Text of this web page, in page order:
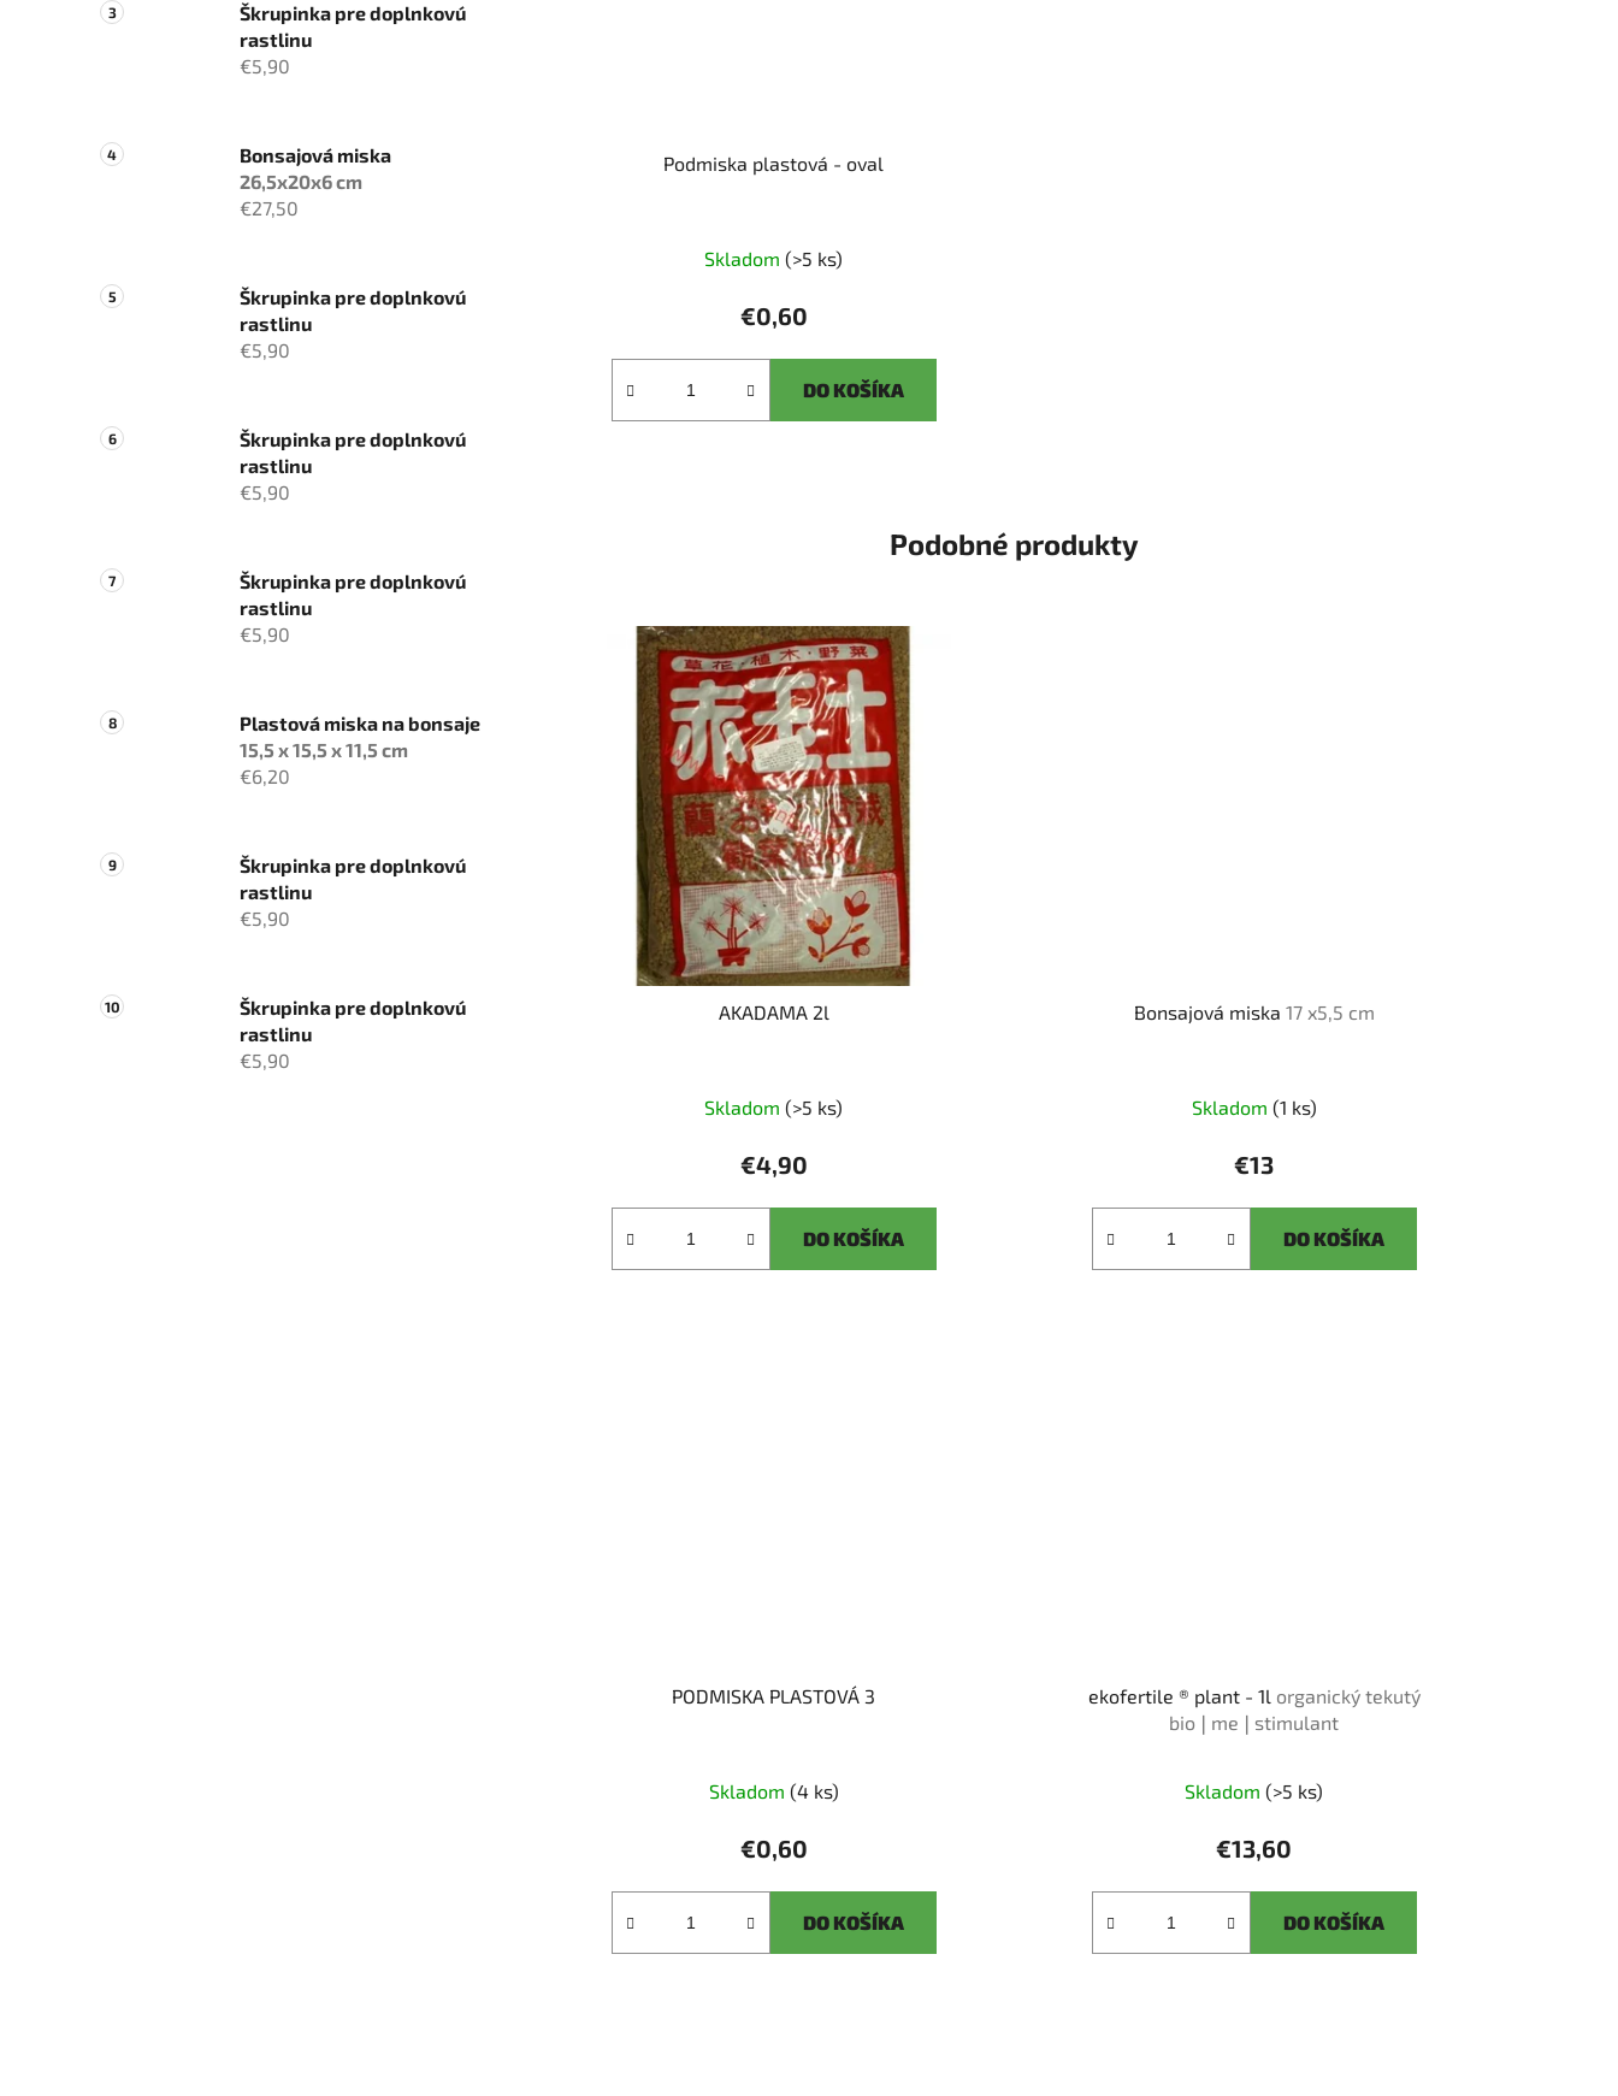
Škrupinka pre doplnkovú
rastlinu
€5,90
Bonsajová miska
26,5x20x6 cm
€27,50
Škrupinka pre doplnkovú
rastlinu
€5,90
Škrupinka pre doplnkovú
rastlinu
€5,90
Škrupinka pre doplnkovú
rastlinu
€5,90
Plastová miska na bonsaje
15,5 x 15,5 x 11,5 cm
€6,20
Škrupinka pre doplnkovú
rastlinu
€5,90
Škrupinka pre doplnkovú
rastlinu
€5,90
Podmiska plastová - oval
Skladom (>5 ks)
€0,60
DO KOŠÍKA
Podobné produkty
AKADAMA 2l
Skladom (>5 ks)
€4,90
DO KOŠÍKA
Bonsajová miska 17 x5,5 cm
Skladom (1 ks)
€13
DO KOŠÍKA
PODMISKA PLASTOVÁ 3
Skladom (4 ks)
€0,60
DO KOŠÍKA
ekofertile ® plant - 1l organický tekutý
bio❘me❘stimulant
Skladom (>5 ks)
€13,60
DO KOŠÍKA